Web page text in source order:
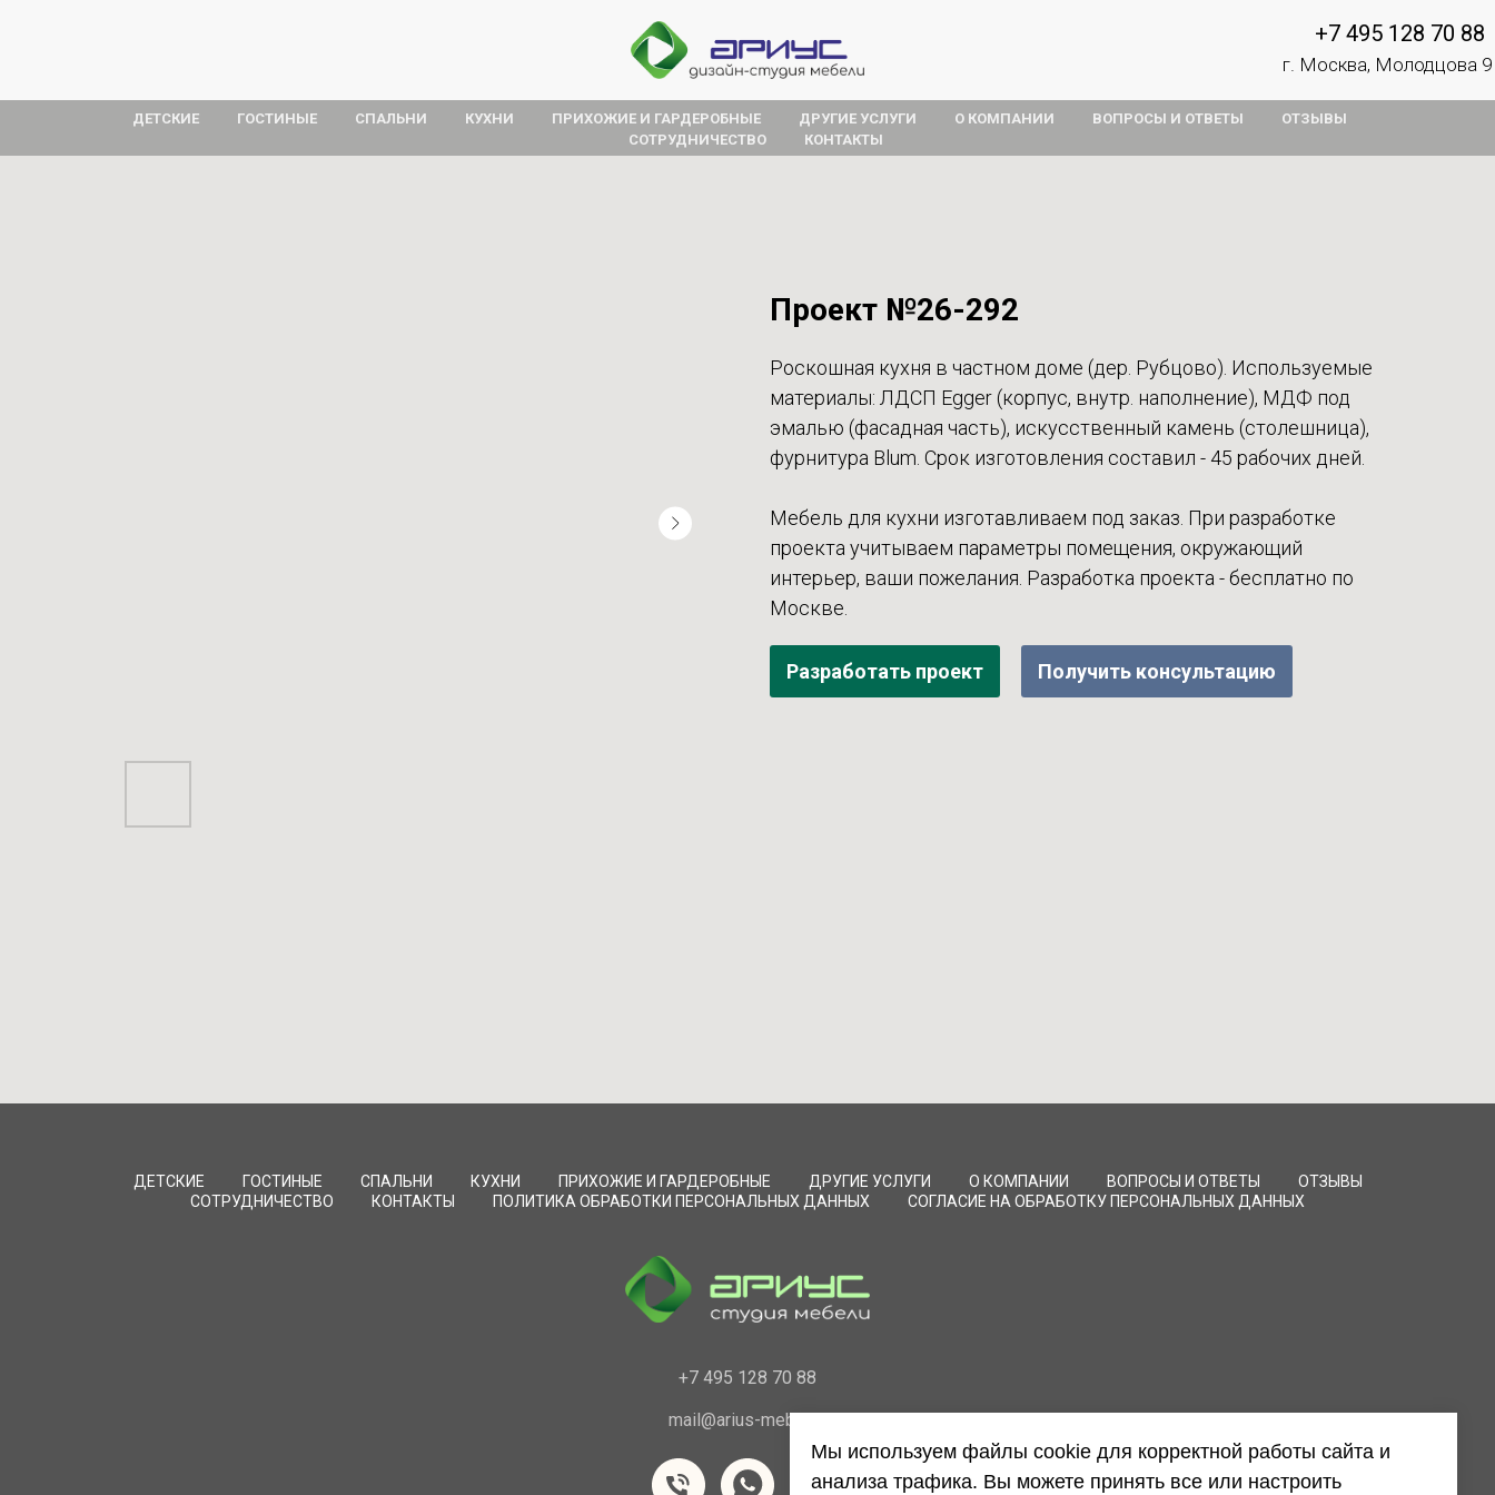
+7 495 128 70 88
г. Москва, Молодцова 9
ДЕТСКИЕ ГОСТИНЫЕ СПАЛЬНИ КУХНИ ПРИХОЖИЕ И ГАРДЕРОБНЫЕ ДРУГИЕ УСЛУГИ О КОМПАНИИ ВОПРОСЫ И ОТВЕТЫ
ОТЗЫВЫ
СОТРУДНИЧЕСТВО
КОНТАКТЫ
Проект №26-292
Роскошная кухня в частном доме (дер. Рубцово). Используемые
материалы: ЛДСП Egger (корпус, внутр. наполнение), МДФ под
эмалью (фасадная часть), искусственный камень (столешница),
фурнитура Blum. Срок изготовления составил - 45 рабочих дней.
Мебель для кухни изготавливаем под заказ. При разработке
проекта учитываем параметры помещения, окружающий
интерьер, ваши пожелания. Разработка проекта - бесплатно по
Москве.
Разработать проект Получить консультацию
ДЕТСКИЕ ГОСТИНЫЕ СПАЛЬНИ КУХНИ ПРИХОЖИЕ И ГАРДЕРОБНЫЕ ДРУГИЕ УСЛУГИ О КОМПАНИИ ВОПРОСЫ И ОТВЕТЫ
ОТЗЫВЫ
СОТРУДНИЧЕСТВО
КОНТАКТЫ ПОЛИТИКА ОБРАБОТКИ ПЕРСОНАЛЬНЫХ ДАННЫХ СОГЛАСИЕ НА ОБРАБОТКУ ПЕРСОНАЛЬНЫХ ДАННЫХ
+7 495 128 70 88
mail@arius-mebel.ru
Мы используем файлы cookie для корректной работы сайта и
анализа трафика. Вы можете принять все или настроить